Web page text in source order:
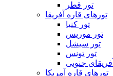
تور قطر
تورهای قاره آفریقا
تور کنیا
تور موریس
تور سیشل
تور تونس
جنوبی
تورهای قاره آمریکا